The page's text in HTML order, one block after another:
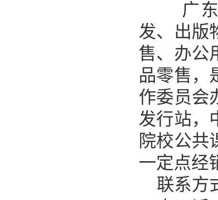
广
发、出版
售、办公
品零售，
作委员会
发行站，
院校公共
一定点经
联系方